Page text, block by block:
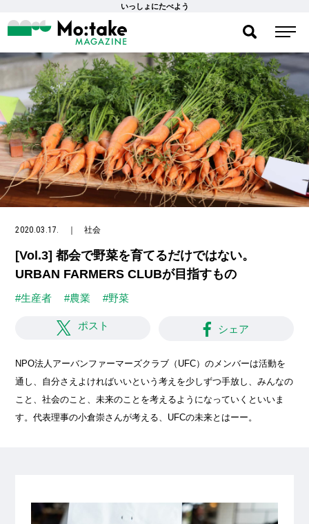
いっしょにたべよう
2020.03.17. ｜社会
[Vol.3] 都会で野菜を育てるだけではない。
URBAN FARMERS CLUBが目指すもの
#生産者 #農業 #野菜
ポスト シェア
NPO法人アーバンファーマーズクラブ（UFC）のメンバーは活動を
通し、自分さえよければいいという考えを少しずつ手放し、みんなの
こと、社会のこと、未来のことを考えるようになっていくといいま
す。代表理事の小倉崇さんが考える、UFCの未来とはーー。